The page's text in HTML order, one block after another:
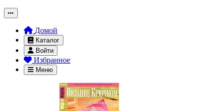
Домой
Каталог
Войти
Избранное
Меню